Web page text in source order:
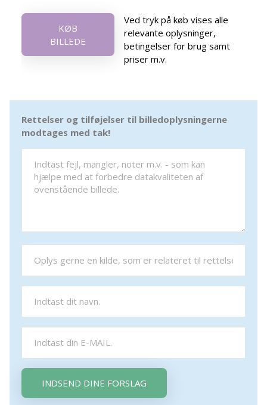
KØB
BILLEDE
Ved tryk på køb vises alle
relevante oplysninger,
betingelser for brug samt
priser m.v.
Rettelser og tilføjelser til billedoplysningerne
modtages med tak!
INDSEND DINE FORSLAG